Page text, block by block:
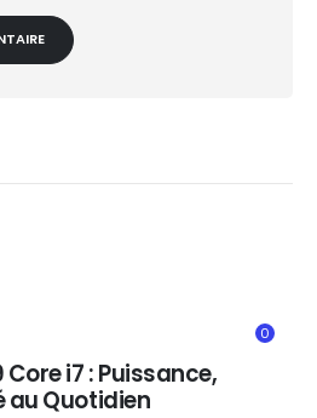
0
Core i7 : Puissance,
au Quotidien